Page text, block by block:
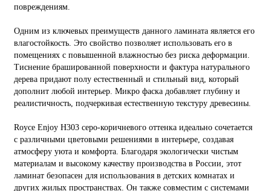
повреждениям.
Одним из ключевых преимуществ данного ламината является его
влагостойкость. Это свойство позволяет использовать его в
помещениях с повышенной влажностью без риска деформации.
Тиснение брашированной поверхности и фактура натурального
дерева придают полу естественный и стильный вид, который
дополнит любой интерьер. Микро фаска добавляет глубину и
реалистичность, подчеркивая естественную текстуру древесины.
Royce Enjoy Н303 серо-коричневого оттенка идеально сочетается
с различными цветовыми решениями в интерьере, создавая
атмосферу уюта и комфорта. Благодаря экологически чистым
материалам и высокому качеству производства в России, этот
ламинат безопасен для использования в детских комнатах и
других жилых пространствах. Он также совместим с системами